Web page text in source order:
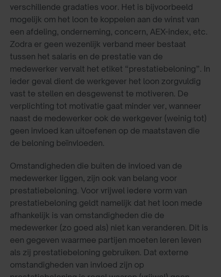
verschillende gradaties voor. Het is bijvoorbeeld
mogelijk om het loon te koppelen aan de winst van
een afdeling, onderneming, concern, AEX-index, etc.
Zodra er geen wezenlijk verband meer bestaat
tussen het salaris en de prestatie van de
medewerker vervalt het etiket “prestatiebeloning”. In
ieder geval dient de werkgever het loon zorgvuldig
vast te stellen en desgewenst te motiveren. De
verplichting tot motivatie gaat minder ver, wanneer
naast de medewerker ook de werkgever (weinig tot)
geen invloed kan uitoefenen op de maatstaven die
de beloning beïnvloeden.
Omstandigheden die buiten de invloed van de
medewerker liggen, zijn ook van belang voor
prestatiebeloning. Voor vrijwel iedere vorm van
prestatiebeloning geldt namelijk dat het loon mede
afhankelijk is van omstandigheden die de
medewerker (zo goed als) niet kan veranderen. Dit is
een gegeven waarmee partijen moeten leren leven
als zij prestatiebeloning gebruiken. Dat externe
omstandigheden van invloed zijn op